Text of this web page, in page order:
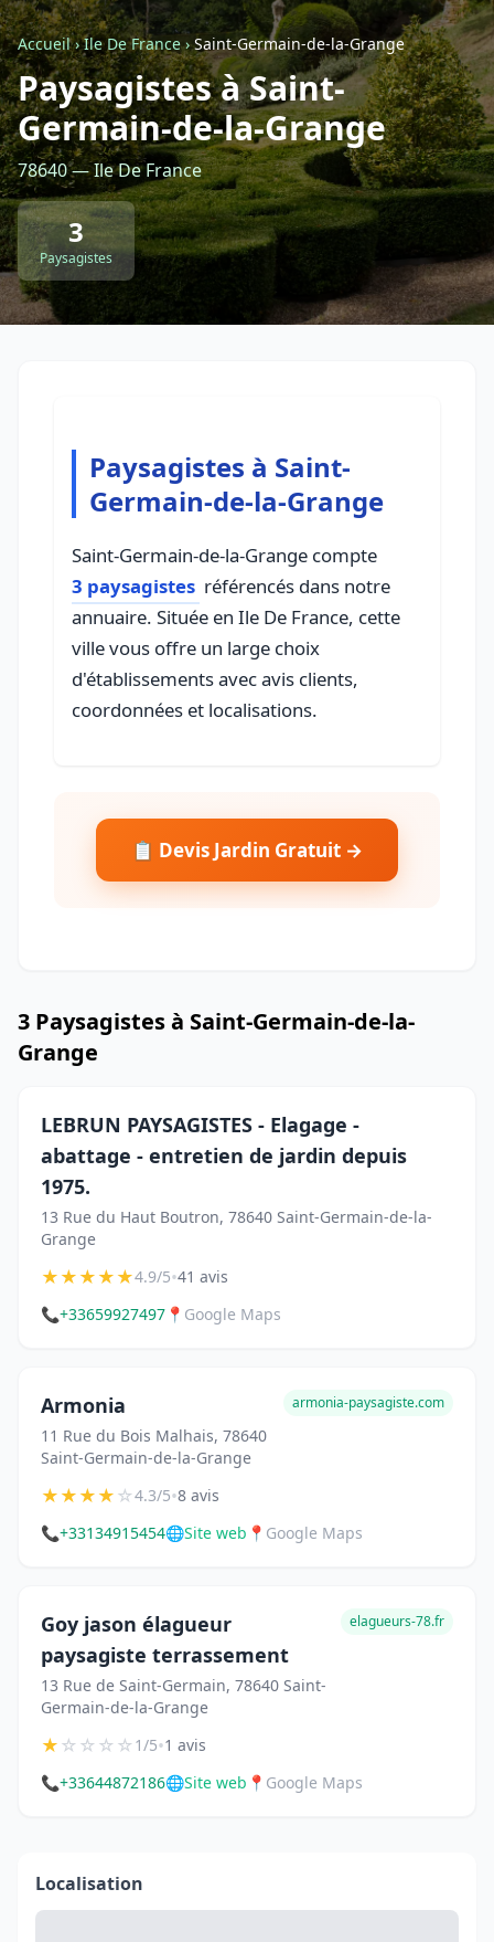
Retour à la liste des métiers
CGU-Confidentialité- Service proposé parViteUnDevis.com - Vous
Accueil›Ile De France›Saint-Germain-de-la-Grange
Paysagistes à Saint-
Germain-de-la-Grange
78640 — Ile De France
3
Paysagistes
Paysagistes à Saint-
Germain-de-la-Grange
Saint-Germain-de-la-Grange compte
3 paysagistes référencés dans notre
annuaire. Située en Ile De France, cette
ville vous offre un large choix
d'établissements avec avis clients,
coordonnées et localisations.
📋 Devis Jardin Gratuit →
3 Paysagistes à Saint-Germain-de-la-
Grange
LEBRUN PAYSAGISTES - Elagage -
abattage - entretien de jardin depuis
1975.
13 Rue du Haut Boutron, 78640 Saint-Germain-de-la-
Grange
★★★★★4.9/5•41 avis
📞+33659927497 📍 Google Maps
Armonia
11 Rue du Bois Malhais, 78640
Saint-Germain-de-la-Grange
armonia-paysagiste.com
★★★★☆4.3/5•8 avis
📞+33134915454🌐Site web 📍 Google Maps
Goy jason élagueur
paysagiste terrassement
13 Rue de Saint-Germain, 78640 Saint-
Germain-de-la-Grange
elagueurs-78.fr
★☆☆☆☆1/5•1 avis
📞+33644872186🌐Site web 📍 Google Maps
Localisation